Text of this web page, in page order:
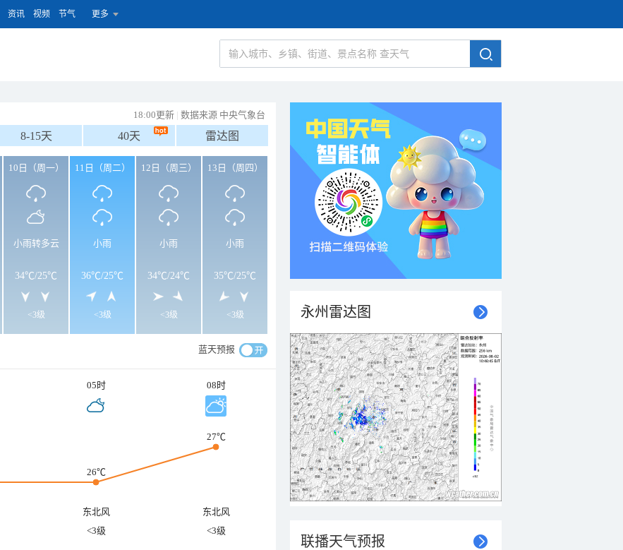
资讯 视频 节气 更多
18:00更新 | 数据来源 中央气象台
8-15天 40天 雷达图
10日（周一）
小雨转多云
34℃/25℃
<3级
11日（周二）
小雨
36℃/25℃
<3级
12日（周三）
小雨
34℃/24℃
<3级
13日（周四）
小雨
35℃/25℃
<3级
蓝天预报
05时 08时
26℃
27℃
东北风
东北风
<3级 <3级
永州雷达图
联播天气预报